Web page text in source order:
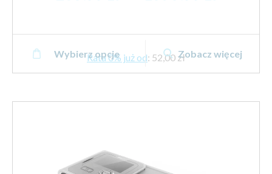
259.99
brutto
do
brutto
Rata 0% już od: 52,00 zł
Wybierz opcje
produkt
ma
wariantów.
Zobacz więcej